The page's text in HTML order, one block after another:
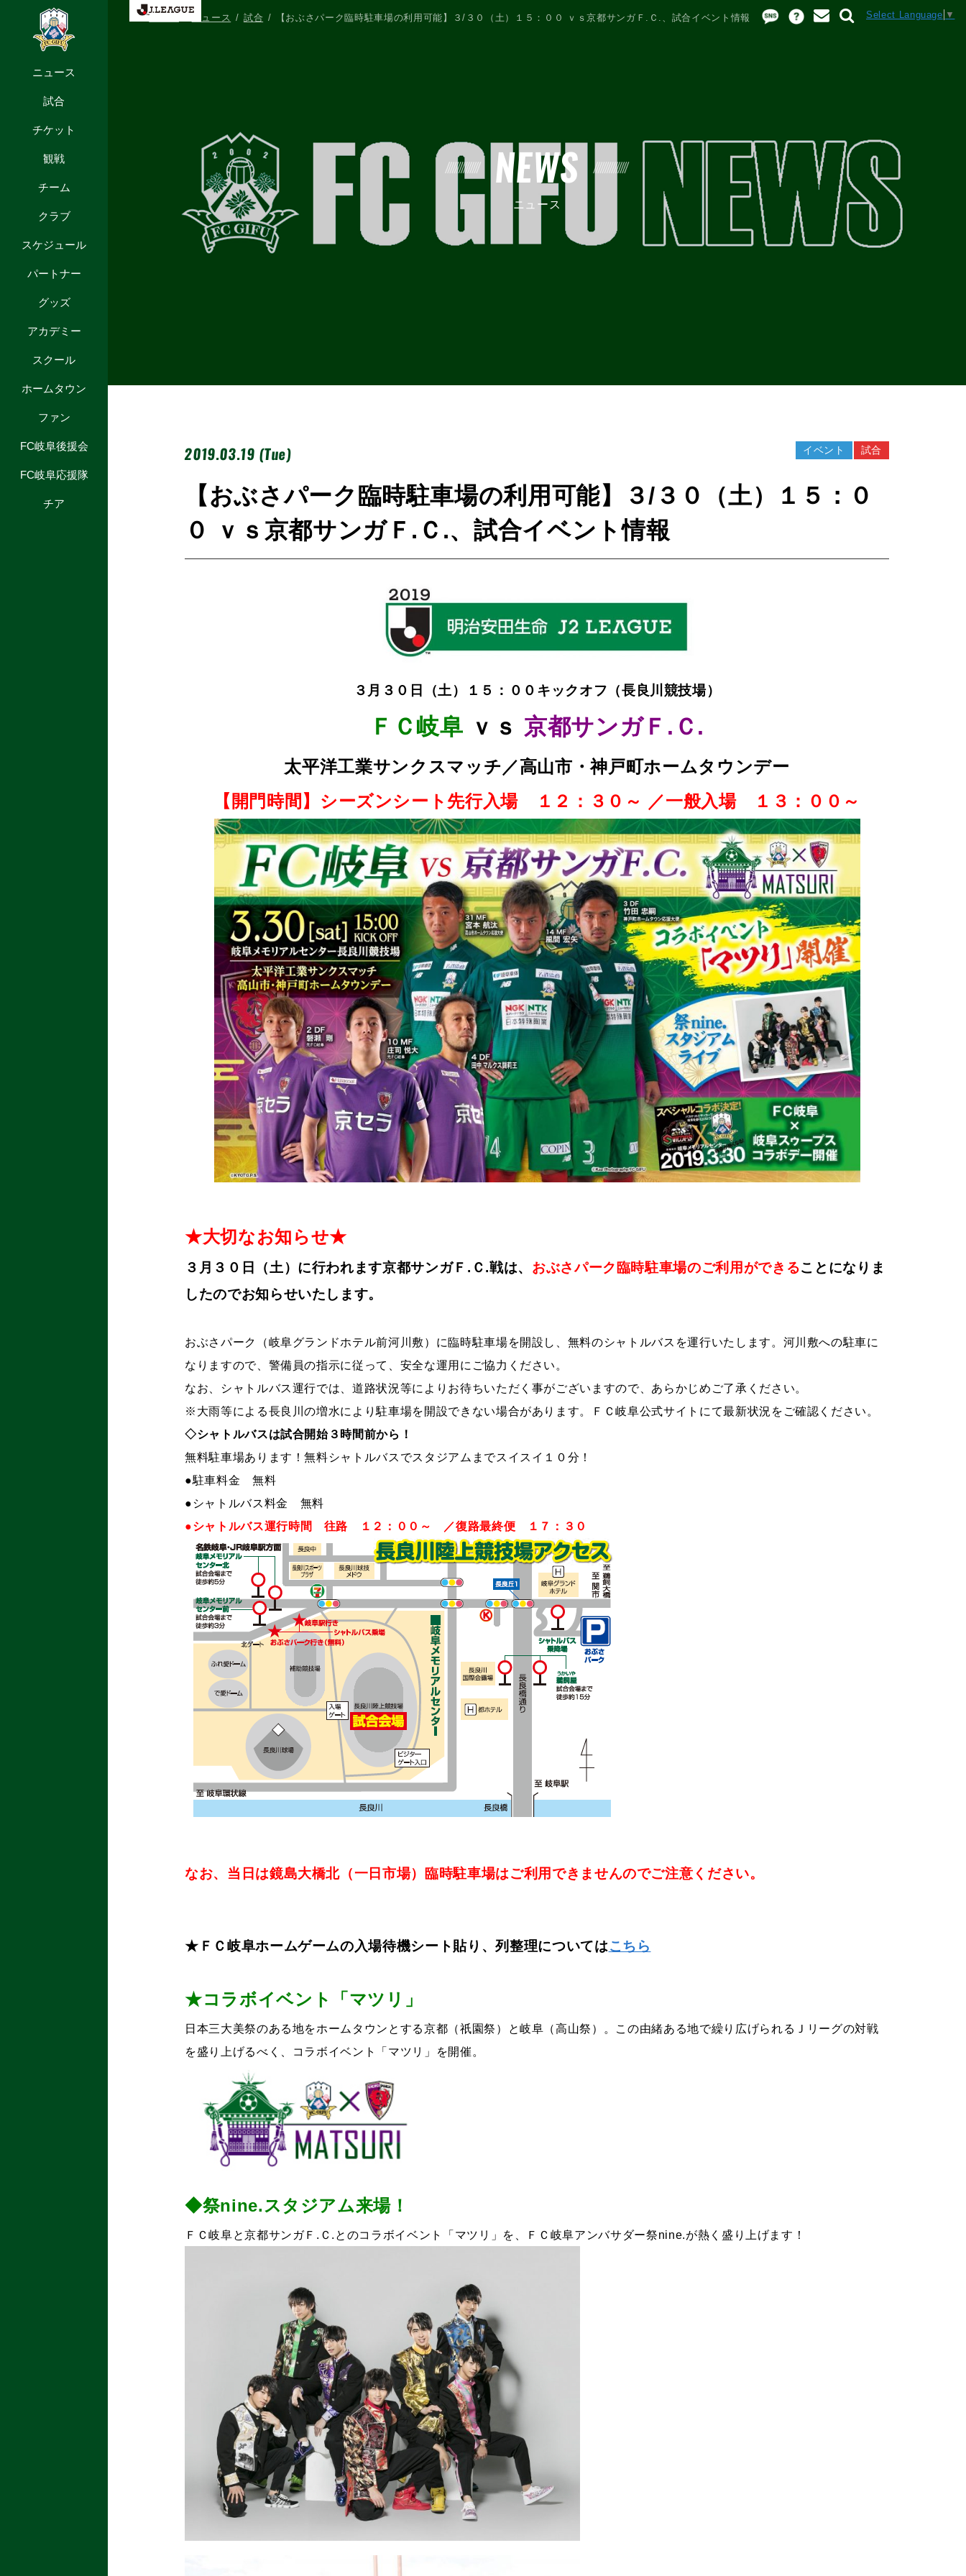
ニュース
試合
チケット
観戦
チーム
クラブ
スケジュール
パートナー
グッズ
アカデミー
スクール
ホームタウン
ファン
FC岐阜後援会
FC岐阜応援隊
チア
Select Language ▼
NEWS
ニュース
HOME ニュース 試合 【おぶさパーク臨時駐車場の利用可能】３/３０（土）１５：００ ｖｓ京都サンガＦ.Ｃ.、試合イベント情報
2019.03.19 (Tue) 試合
イベント
【おぶさパーク臨時駐車場の利用可能】３/３０（土）１５：０
０ ｖｓ京都サンガＦ.Ｃ.、試合イベント情報
３月３０ 日（土）１５：００キックオフ（長良川競技場）
ＦＣ岐阜 ｖｓ 京都サンガＦ.Ｃ.
太平洋工業サンクスマッチ／高山市・神戸町ホームタウンデー
【開門時間】シーズンシート先行入場 １２ ：３０～ ／一般入場 １３：００～
★大切なお知らせ★
３月３０日（土）に行われます京都サンガＦ.Ｃ.戦は、 おぶさパーク臨時駐車場のご利用ができることになりま
したのでお知らせいたします。
おぶさパーク（岐阜グランドホテル前河川敷）に臨時駐車場を開設し、無料のシャトルバスを運行いたします。河川敷への駐車に
なりますので、警備員の指示に従って、安全な運用にご協力ください。
なお、シャトルバス運行では、道路状況等によりお待ちいただく事がございますので、あらかじめご了承ください。
※大雨等による長良川の増水により駐車場を開設できない場合があります。ＦＣ岐阜公式サイトにて最新状況をご確認ください。
◇シャトルバスは試合開始３時間前から！
無料駐車場あります！無料シャトルバスでスタジアムまでスイスイ１０分！
●駐車料金 無料
●シャトルバス料金 無料
●シャトルバス運行時間 往路 １２：００～ ／復路最終便 １７：３０
なお、当日は鏡島大橋北（一日市場）臨時駐車場はご利用できませんのでご注意ください。
★ＦＣ岐阜ホームゲームの入場待機シート貼り、列整理についてはこちら
★コラボイベント「マツリ」
日本三大美祭のある地をホームタウンとする京都（祇園祭）と岐阜（高山祭）。この由緒ある地で繰り広げられるＪリーグの対戦
を盛り上げるべく、コラボイベント「マツリ」を開催。
◆祭nine.スタジアム来場！
ＦＣ岐阜と京都サンガＦ.Ｃ.とのコラボイベント「マツリ」を、ＦＣ岐阜アンバサダー祭nine.が熱く盛り上げます！